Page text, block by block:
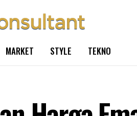
MARKET STYLE TEKNO